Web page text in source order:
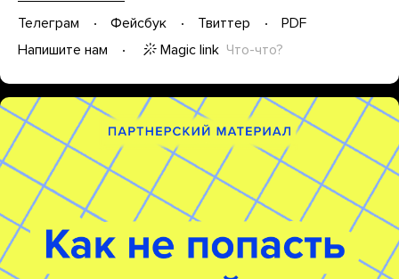
Телеграм Фейсбук Твиттер
PDF
Напишите нам
Magic link Что-что?